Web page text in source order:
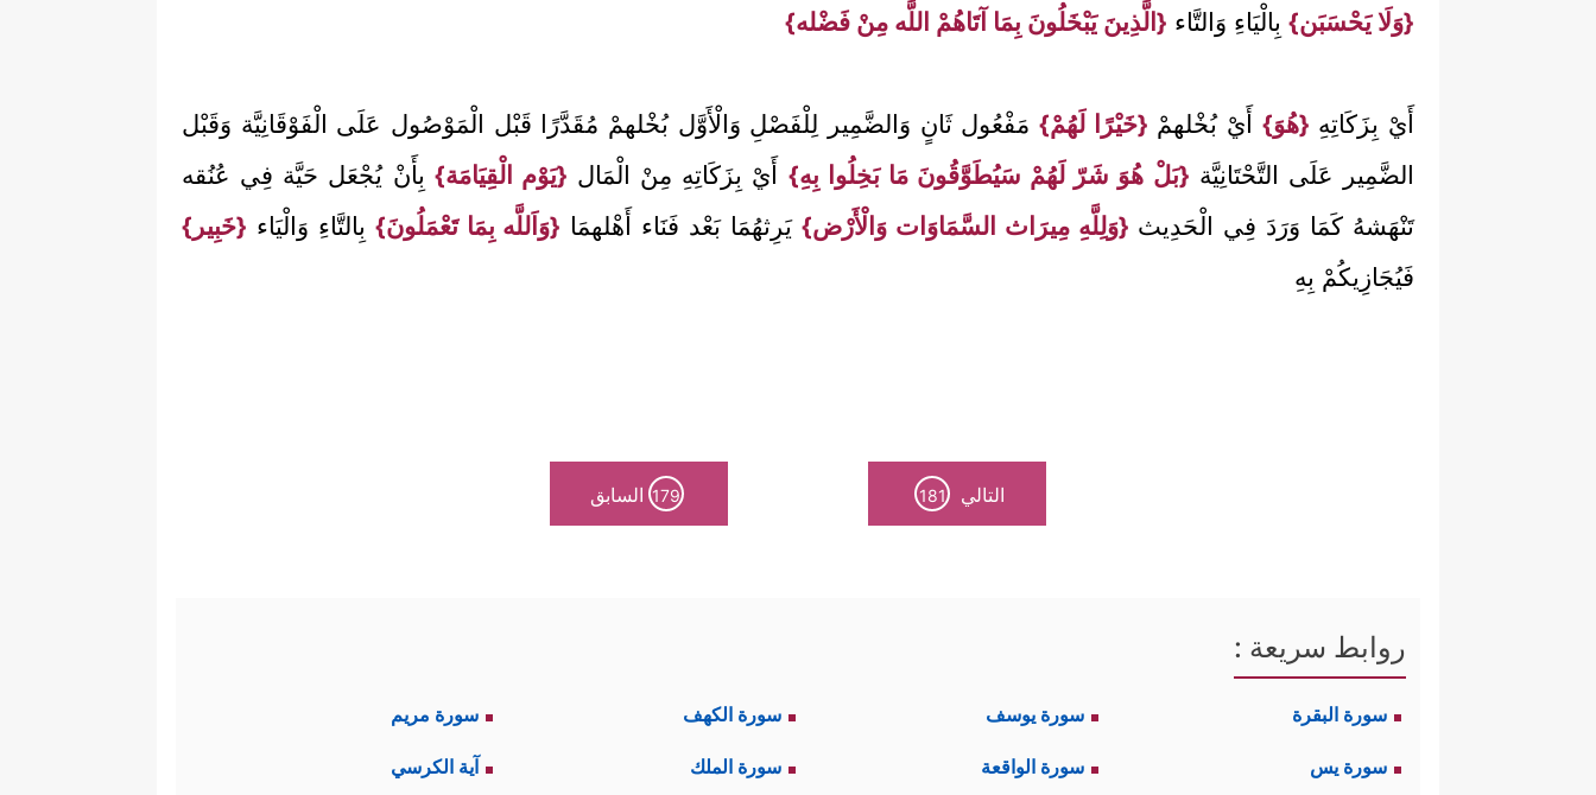
{وَلَا يَحْسَبَن} بِالْيَاءِ وَالتَّاء {الَّذِينَ يَبْخَلُونَ بِمَا آتَاهُمْ اللَّه مِنْ فَضْله}
أَيْ بِزَكَاتِهِ {هُوَ} أَيْ بُخْلهمْ {خَيْرًا لَهُمْ} مَفْعُول ثَانٍ وَالضَّمِير لِلْفَصْلِ وَالْأَوَّل بُخْلهمْ مُقَدَّرًا قَبْل الْمَوْصُول عَلَى الْفَوْقَانِيَّة وَقَبْل
الضَّمِير عَلَى التَّحْتَانِيَّة {بَلْ هُوَ شَرّ لَهُمْ سَيُطَوَّقُونَ مَا بَخِلُوا بِهِ} أَيْ بِزَكَاتِهِ مِنْ الْمَال {يَوْم الْقِيَامَة} بِأَنْ يُجْعَل حَيَّة فِي عُنُقه
تَنْهَشهُ كَمَا وَرَدَ فِي الْحَدِيث {وَلِلَّهِ مِيرَاث السَّمَاوَات وَالْأَرْض} يَرِثهُمَا بَعْد فَنَاء أَهْلهمَا {وَاَللَّه بِمَا تَعْمَلُونَ} بِالتَّاءِ وَالْيَاء {خَبِير}
فَيُجَازِيكُمْ بِهِ
التالي 181
179 السابق
روابط سريعة :
سورة البقرة سورة يوسف سورة الكهف سورة مريم
سورة يس سورة الواقعة سورة الملك آية الكرسي